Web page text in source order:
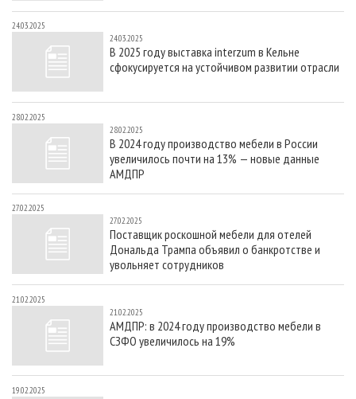
24.03.2025
24.03.2025
В 2025 году выставка interzum в Кельне
сфокусируется на устойчивом развитии отрасли
28.02.2025
28.02.2025
В 2024 году производство мебели в России
увеличилось почти на 13% — новые данные
АМДПР
27.02.2025
27.02.2025
Поставщик роскошной мебели для отелей
Дональда Трампа объявил о банкротстве и
увольняет сотрудников
21.02.2025
21.02.2025
АМДПР: в 2024 году производство мебели в
СЗФО увеличилось на 19%
19.02.2025